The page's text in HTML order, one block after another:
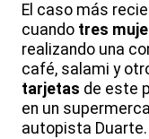
El caso más
cuando tres
realizando una
café, salami y
tarjetas de este
en un
autopista Duarte.